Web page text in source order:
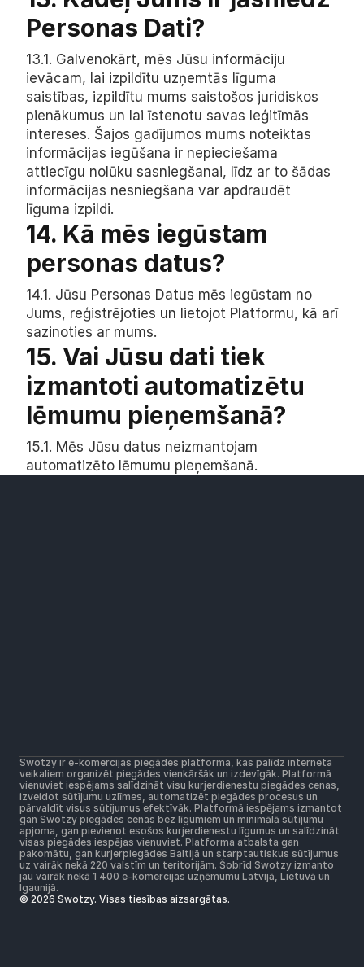
Personas Dati?
13.1. Galvenokārt, mēs Jūsu informāciju
ievācam, lai izpildītu uzņemtās līguma
saistības, izpildītu mums saistošos juridiskos
pienākumus un lai īstenotu savas leģitīmās
intereses. Šajos gadījumos mums noteiktas
informācijas iegūšana ir nepieciešama
attiecīgu nolūku sasniegšanai, līdz ar to šādas
informācijas nesniegšana var apdraudēt
līguma izpildi.
14. Kā mēs iegūstam
personas datus?
14.1. Jūsu Personas Datus mēs iegūstam no
Jums, reģistrējoties un lietojot Platformu, kā arī
sazinoties ar mums.
15. Vai Jūsu dati tiek
izmantoti automatizētu
lēmumu pieņemšanā?
15.1. Mēs Jūsu datus neizmantojam
automatizēto lēmumu pieņemšanā.
Privātuma plotika
Sīkdatņu politika
Swotzy ir e-komercijas piegādes platforma, kas palīdz interneta
veikaliem organizēt piegādes vienkāršāk un izdevīgāk. Platformā
vienuviet iespējams salīdzināt visu kurjerdienestu piegādes cenas,
izveidot sūtījumu uzlīmes, automatizēt piegādes procesus un
pārvaldīt visus sūtījumus efektīvāk. Platformā iespējams izmantot
gan Swotzy piegādes cenas bez līgumiem un minimālā sūtījumu
apjoma, gan pievienot esošos kurjerdienestu līgumus un salīdzināt
visas piegādes iespējas vienuviet. Platforma atbalsta gan
pakomātu, gan kurjerpiegādes Baltijā un starptautiskus sūtījumus
uz vairāk nekā 220 valstīm un teritorijām. Šobrīd Swotzy izmanto
jau vairāk nekā 1 400 e-komercijas uzņēmumu Latvijā, Lietuvā un
Igaunijā.
© 2026 Swotzy. Visas tiesības aizsargātas.